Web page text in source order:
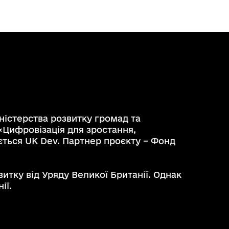
розвитку громад та
для зростання,
UK Dev. Партнер проєкту – Фонд
від Уряду Великої Британії. Однак